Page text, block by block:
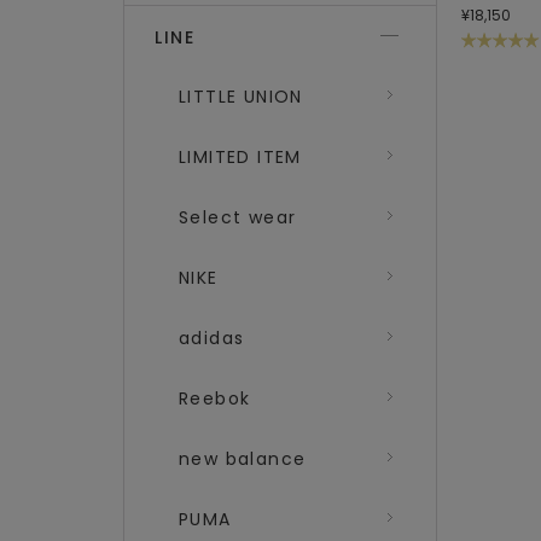
LINE
LITTLE UNION
LIMITED ITEM
Select wear
NIKE
adidas
Reebok
new balance
PUMA
¥18,150